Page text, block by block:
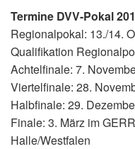
Termine DVV-Pokal
Regionalpokal: 13./14.
Qualifikation
Achtelfinale: 7.
Viertelfinale: 28.
Halbfinale: 29.
Finale: 3. März im
Halle/Westfalen